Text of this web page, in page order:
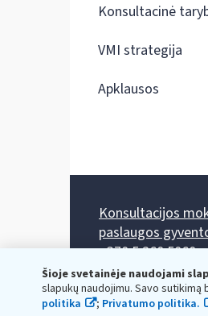
Šioje svetainėje naudojami
slapukų naudojimu. Savo
politika
; Privatumo politika.
Konsultacinė
VMI strategija
Apklausos
Konsultacijos
paslaugos
+370 5 260 5060
Darbo laikas: I-IV
Prieššventinę dieną -
Kiekvieno mėnesio antrą